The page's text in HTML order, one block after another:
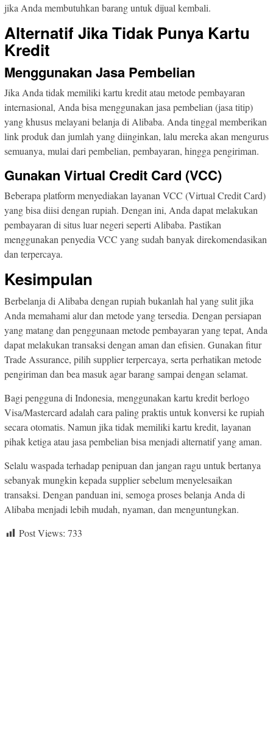
jika Anda membutuhkan barang untuk dijual kembali.
Alternatif Jika Tidak Punya Kartu
Kredit
Menggunakan Jasa Pembelian
Jika Anda tidak memiliki kartu kredit atau metode pembayaran
internasional, Anda bisa menggunakan jasa pembelian (jasa titip)
yang khusus melayani belanja di Alibaba. Anda tinggal memberikan
link produk dan jumlah yang diinginkan, lalu mereka akan mengurus
semuanya, mulai dari pembelian, pembayaran, hingga pengiriman.
Gunakan Virtual Credit Card (VCC)
Beberapa platform menyediakan layanan VCC (Virtual Credit Card)
yang bisa diisi dengan rupiah. Dengan ini, Anda dapat melakukan
pembayaran di situs luar negeri seperti Alibaba. Pastikan
menggunakan penyedia VCC yang sudah banyak direkomendasikan
dan terpercaya.
Kesimpulan
Berbelanja di Alibaba dengan rupiah bukanlah hal yang sulit jika
Anda memahami alur dan metode yang tersedia. Dengan persiapan
yang matang dan penggunaan metode pembayaran yang tepat, Anda
dapat melakukan transaksi dengan aman dan efisien. Gunakan fitur
Trade Assurance, pilih supplier terpercaya, serta perhatikan metode
pengiriman dan bea masuk agar barang sampai dengan selamat.
Bagi pengguna di Indonesia, menggunakan kartu kredit berlogo
Visa/Mastercard adalah cara paling praktis untuk konversi ke rupiah
secara otomatis. Namun jika tidak memiliki kartu kredit, layanan
pihak ketiga atau jasa pembelian bisa menjadi alternatif yang aman.
Selalu waspada terhadap penipuan dan jangan ragu untuk bertanya
sebanyak mungkin kepada supplier sebelum menyelesaikan
transaksi. Dengan panduan ini, semoga proses belanja Anda di
Alibaba menjadi lebih mudah, nyaman, dan menguntungkan.
Post Views: 733